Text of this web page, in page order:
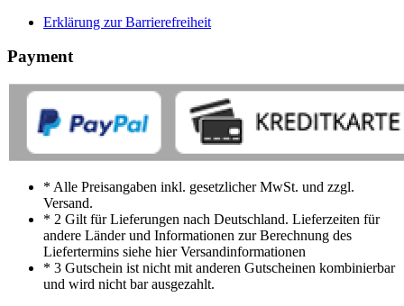
Erklärung zur Barrierefreiheit
Payment
* Alle Preisangaben inkl. gesetzlicher MwSt. und zzgl.
Versand.
* 2 Gilt für Lieferungen nach Deutschland. Lieferzeiten für
andere Länder und Informationen zur Berechnung des
Liefertermins siehe hier Versandinformationen
* 3 Gutschein ist nicht mit anderen Gutscheinen kombinierbar
und wird nicht bar ausgezahlt.